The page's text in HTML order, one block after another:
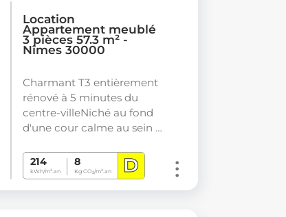
Location
Appartement meublé
3 pièces 57.3 m² -
Nîmes 30000
Charmant T3 entièrement
rénové à 5 minutes du
centre-villeNiché au fond
d'une cour calme au sein …
214
kWh/m².an
8
Kg CO2/m².an D